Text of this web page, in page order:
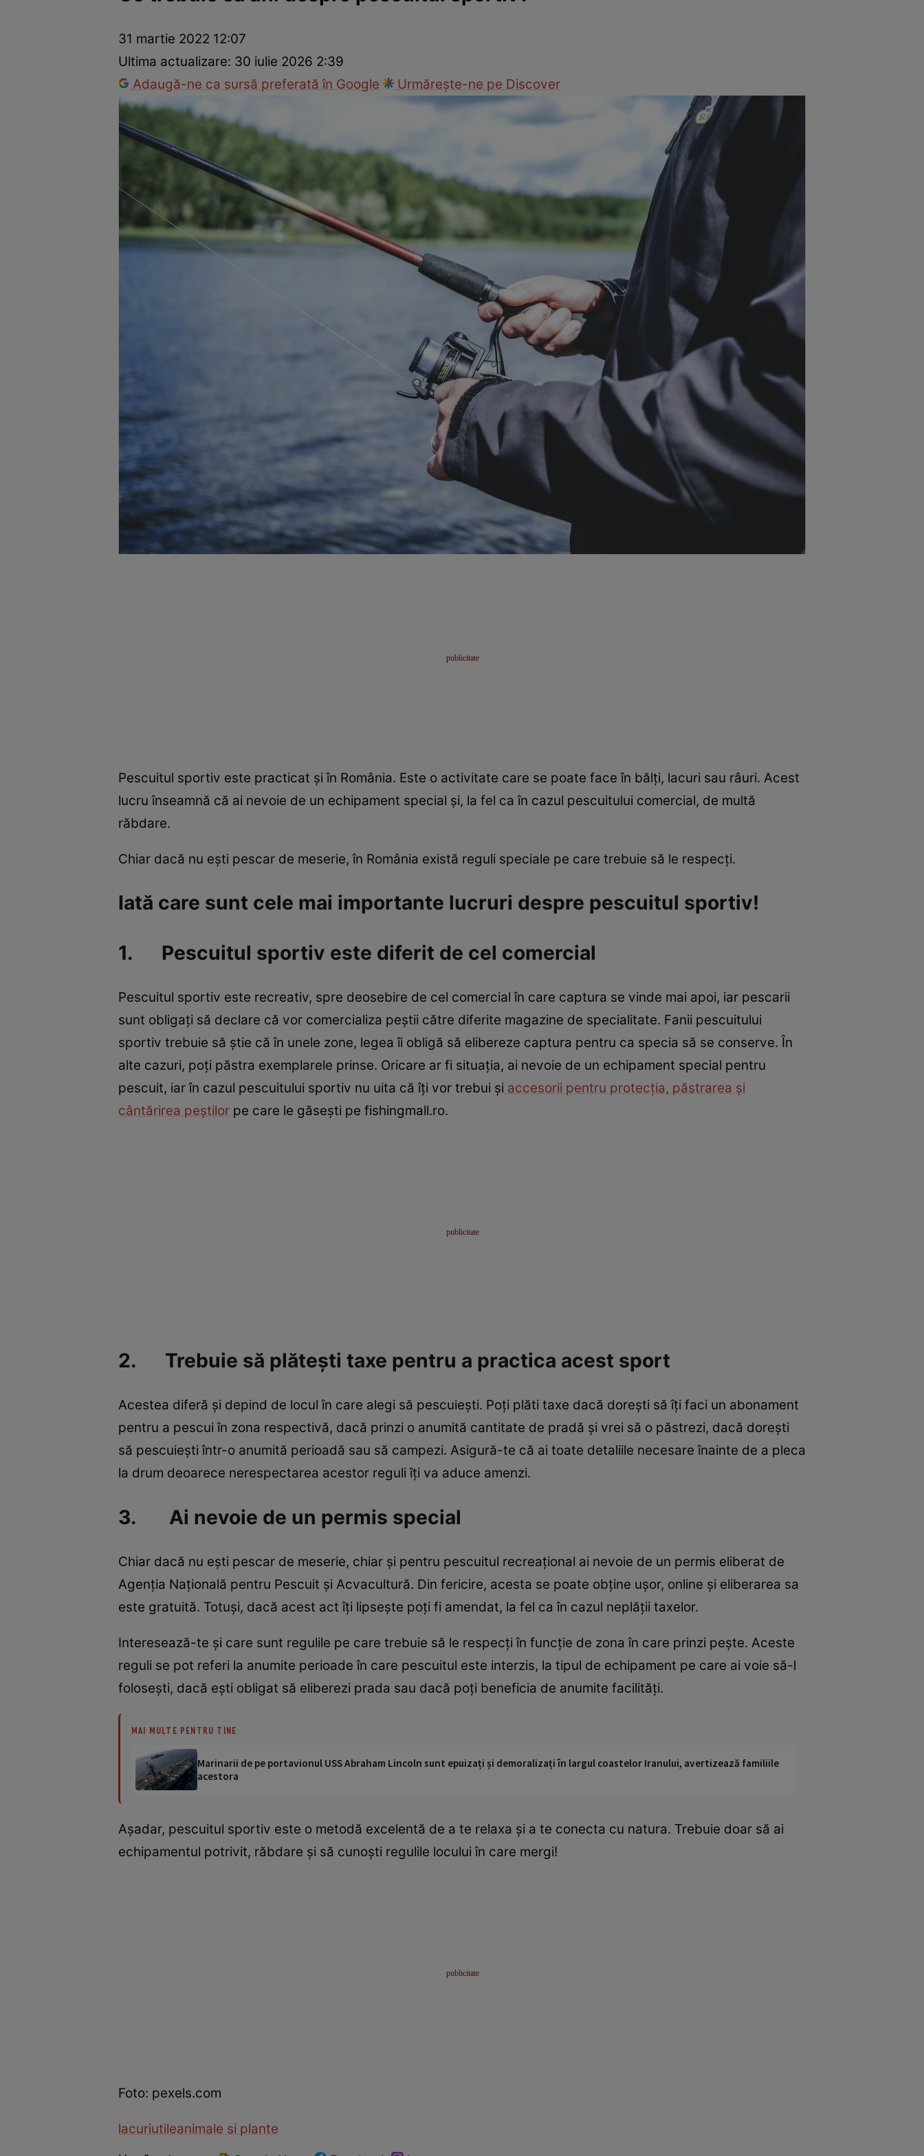
Dezvoltare personalăÎngrijire personalăCasă și grădină
31 martie 2022 12:07
Ultima actualizare: 30 iulie 2026 2:39
Adaugă-ne ca sursă preferată în Google
Urmărește-ne pe Discover
Pescuitul sportiv este practicat şi în România. Este o activitate care se poate face în bălţi, lacuri sau râuri. Acest
lucru înseamnă că ai nevoie de un echipament special şi, la fel ca în cazul pescuitului comercial, de multă
răbdare.
Chiar dacă nu eşti pescar de meserie, în România există reguli speciale pe care trebuie să le respecţi.
Iată care sunt cele mai importante lucruri despre pescuitul sportiv!
1. Pescuitul sportiv este diferit de cel comercial
Pescuitul sportiv este recreativ, spre deosebire de cel comercial în care captura se vinde mai apoi, iar pescarii
sunt obligaţi să declare că vor comercializa peştii către diferite magazine de specialitate. Fanii pescuitului
sportiv trebuie să ştie că în unele zone, legea îi obligă să elibereze captura pentru ca specia să se conserve. În
alte cazuri, poţi păstra exemplarele prinse. Oricare ar fi situaţia, ai nevoie de un echipament special pentru
pescuit, iar în cazul pescuitului sportiv nu uita că îţi vor trebui şi accesorii pentru protecţia, păstrarea şi
cântărirea peştilor pe care le găseşti pe fishingmall.ro.
2. Trebuie să plăteşti taxe pentru a practica acest sport
Acestea diferă şi depind de locul în care alegi să pescuieşti. Poţi plăti taxe dacă doreşti să îţi faci un abonament
pentru a pescui în zona respectivă, dacă prinzi o anumită cantitate de pradă şi vrei să o păstrezi, dacă doreşti
să pescuieşti într-o anumită perioadă sau să campezi. Asigură-te că ai toate detaliile necesare înainte de a pleca
la drum deoarece nerespectarea acestor reguli îţi va aduce amenzi.
3. Ai nevoie de un permis special
Chiar dacă nu eşti pescar de meserie, chiar şi pentru pescuitul recreaţional ai nevoie de un permis eliberat de
Agenţia Naţională pentru Pescuit şi Acvacultură. Din fericire, acesta se poate obţine uşor, online şi eliberarea sa
este gratuită. Totuşi, dacă acest act îţi lipseşte poţi fi amendat, la fel ca în cazul neplăţii taxelor.
Interesează-te şi care sunt regulile pe care trebuie să le respecţi în funcţie de zona în care prinzi peşte. Aceste
reguli se pot referi la anumite perioade în care pescuitul este interzis, la tipul de echipament pe care ai voie să-l
foloseşti, dacă eşti obligat să eliberezi prada sau dacă poţi beneficia de anumite facilităţi.
MAI MULTE PENTRU TINE
Marinarii de pe portavionul USS Abraham Lincoln sunt epuizați și demoralizați în largul coastelor Iranului, avertizează familiile
acestora
Aşadar, pescuitul sportiv este o metodă excelentă de a te relaxa şi a te conecta cu natura. Trebuie doar să ai
echipamentul potrivit, răbdare şi să cunoşti regulile locului în care mergi!
Foto: pexels.com
lacuriutileanimale si plante